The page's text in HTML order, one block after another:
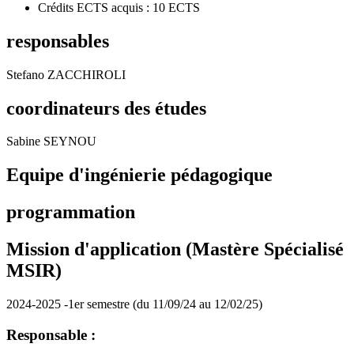
Crédits ECTS acquis : 10 ECTS
responsables
Stefano ZACCHIROLI
coordinateurs des études
Sabine SEYNOU
Equipe d'ingénierie pédagogique
programmation
Mission d'application (Mastère Spécialisé
MSIR)
2024-2025 -1er semestre (du 11/09/24 au 12/02/25)
Responsable :